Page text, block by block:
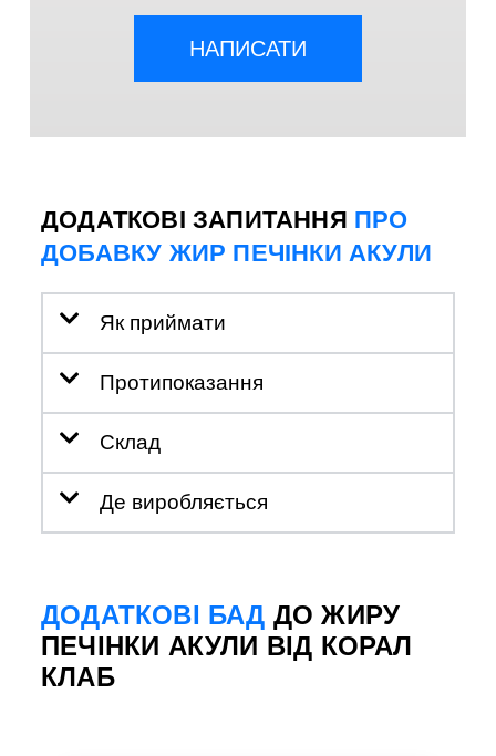
НАПИСАТИ
ДОДАТКОВІ ЗАПИТАННЯ ПРО
ДОБАВКУ ЖИР ПЕЧІНКИ АКУЛИ
Як приймати
Протипоказання
Склад
Де виробляється
ДОДАТКОВІ БАД ДО ЖИРУ
ПЕЧІНКИ АКУЛИ ВІД КОРАЛ
КЛАБ